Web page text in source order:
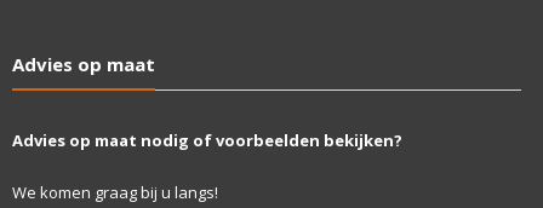
Advies op maat
Advies op maat nodig of voorbeelden bekijken?
We komen graag bij u langs!